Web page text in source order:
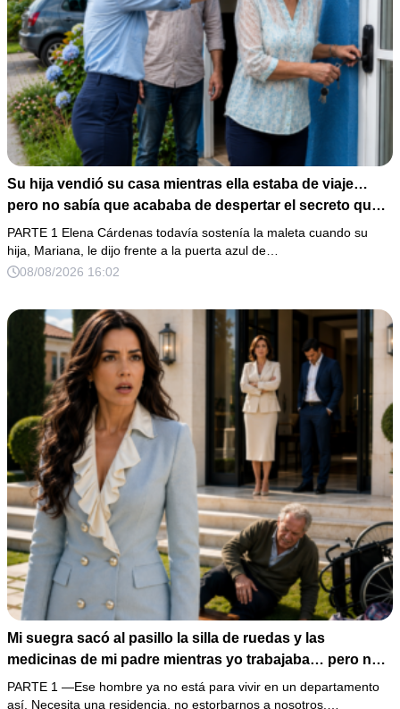
Su hija vendió su casa mientras ella estaba de viaje…
pero no sabía que acababa de despertar el secreto que
su padre dejó antes de morir
PARTE 1 Elena Cárdenas todavía sostenía la maleta cuando su
hija, Mariana, le dijo frente a la puerta azul de…
08/08/2026 16:02
Mi suegra sacó al pasillo la silla de ruedas y las
medicinas de mi padre mientras yo trabajaba… pero no
sabía que él era dueño de la casa y que su hijo acabaría
perdiéndolo todo
PARTE 1 —Ese hombre ya no está para vivir en un departamento
así. Necesita una residencia, no estorbarnos a nosotros.…